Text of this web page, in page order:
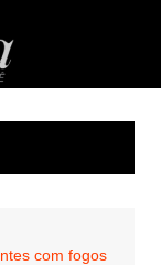
Perfeita
com fogos